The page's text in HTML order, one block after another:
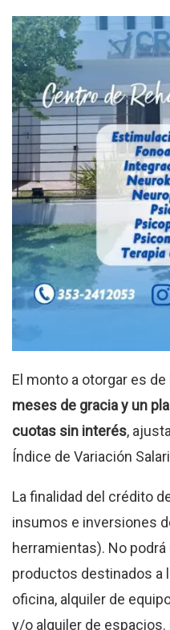
El monto a otorgar es de
meses de gracia y un
cuotas sin interés,
Índice de Variación
La finalidad del crédito
insumos e inversiones
herramientas). No
productos destinados a
oficina, alquiler de
y/o alquiler de